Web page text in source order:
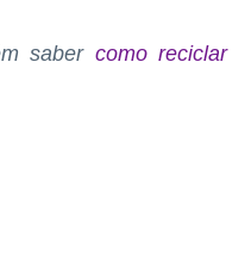
saber como reciclar